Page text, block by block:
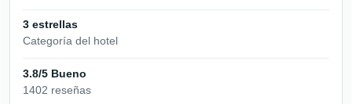
3 estrellas
Categoría del hotel
3.8/5 Bueno
1402 reseñas